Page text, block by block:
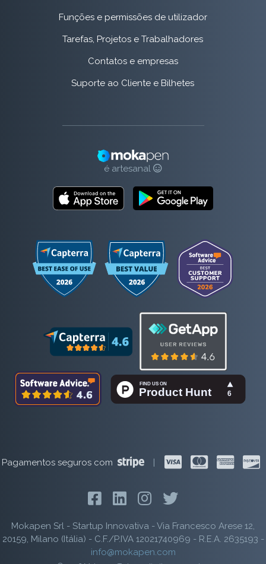
Funções e permissões de utilizador
Tarefas, Projetos e Trabalhadores
Contatos e empresas
Suporte ao Cliente e Bilhetes
é artesanal
Pagamentos seguros com
Mokapen Srl - Startup Innovativa - Via Francesco Arese 12,
20159, Milano (Itália) - C.F./P.IVA 12021740969 - R.E.A. 2635193 -
info@mokapen.com